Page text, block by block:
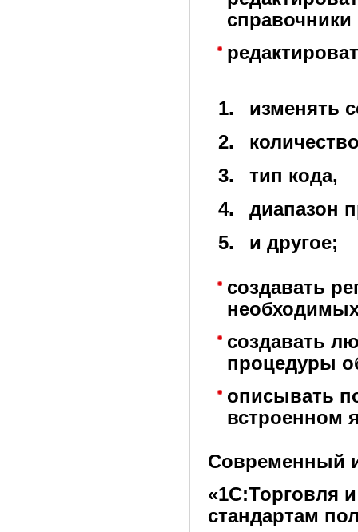
изменять
тип кода,
диапазон
и другое;
создавать
создавать
процедуры
описывать
встроенном
Современный
«1С:Торговля
стандартам